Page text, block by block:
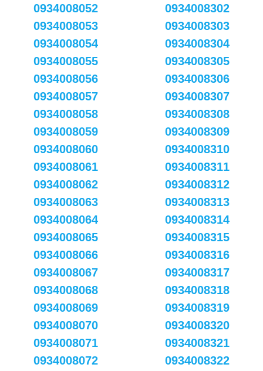
0934008052
0934008053
0934008054
0934008055
0934008056
0934008057
0934008058
0934008059
0934008060
0934008061
0934008062
0934008063
0934008064
0934008065
0934008066
0934008067
0934008068
0934008069
0934008070
0934008071
0934008072
0934008302
0934008303
0934008304
0934008305
0934008306
0934008307
0934008308
0934008309
0934008310
0934008311
0934008312
0934008313
0934008314
0934008315
0934008316
0934008317
0934008318
0934008319
0934008320
0934008321
0934008322